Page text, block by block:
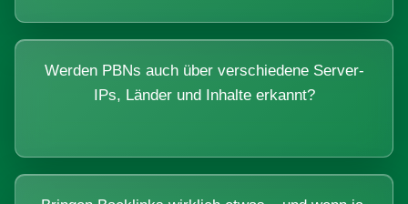
Werden PBNs auch über verschiedene Server-
IPs, Länder und Inhalte erkannt?